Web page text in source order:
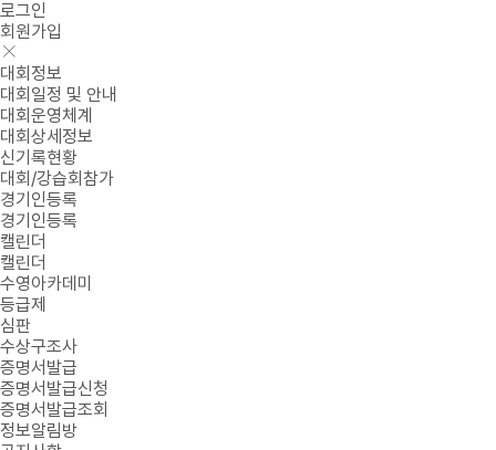
로그인
회원가입
대회정보
대회일정 및 안내
대회운영체계
대회상세정보
신기록현황
대회/강습회참가
경기인등록
경기인등록
캘린더
캘린더
수영아카데미
등급제
심판
수상구조사
증명서발급
증명서발급신청
증명서발급조회
정보알림방